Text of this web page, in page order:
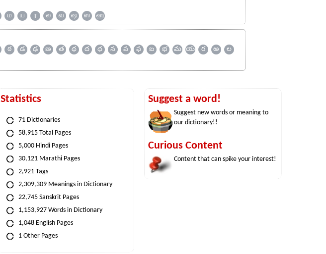
ம ய ர ல வ ஷ ஸ ஹ
ఠ డ ఢ ణ త థ ద ధ న ప ఫ బ భ మ య ర ఱ
ల
Statistics
71 Dictionaries
58,915 Total Pages
5,000 Hindi Pages
30,121 Marathi Pages
2,921 Tags
2,309,309 Meanings in Dictionary
22,745 Sanskrit Pages
1,153,927 Words in Dictionary
1,048 English Pages
1 Other Pages
Suggest a word!
Suggest new words or meaning to
our dictionary!!
Curious Content
Content that can spike your interest!